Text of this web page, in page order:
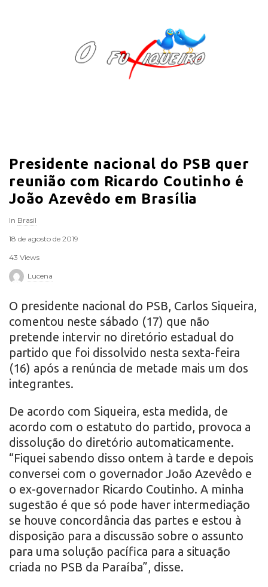
F
q
u
e
o
Presidente nacional do PSB quer
reunião com Ricardo Coutinho é
João Azevêdo em Brasília
In Brasil
18 de agosto de 2019
43 Views
Lucena
O presidente nacional do PSB, Carlos Siqueira,
comentou neste sábado (17) que não
pretende intervir no diretório estadual do
partido que foi dissolvido nesta sexta-feira
(16) após a renúncia de metade mais um dos
integrantes.
De acordo com Siqueira, esta medida, de
acordo com o estatuto do partido, provoca a
dissolução do diretório automaticamente.
“Fiquei sabendo disso ontem à tarde e depois
conversei com o governador João Azevêdo e
o ex-governador Ricardo Coutinho. A minha
sugestão é que só pode haver intermediação
se houve concordância das partes e estou à
disposição para a discussão sobre o assunto
para uma solução pacífica para a situação
criada no PSB da Paraíba”, disse.